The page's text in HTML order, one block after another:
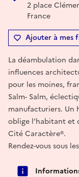
2 place
France
Ajouter à mes
La déambulation
influences
pour les moines,
Salm- Salm,
manufacturiers. Un
oblige l’habitant et
Cité Caractère®.
Rendez-vous sous